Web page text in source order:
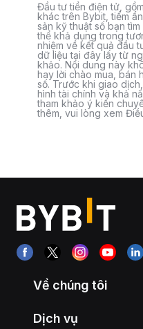
Đầu tư tiền điện tử,
khác trên Bybit, tiềm
sản kỹ thuật số bạn
thể khả dụng trong
nhiệm về kết quả đầu
dữ liệu tại đây lấy từ
khảo. Nội dung này
hay lời chào mua, bán
số. Trước khi giao
hình tài chính và khả
tham khảo ý kiến
thêm, vui lòng xem
Về chúng tôi
Dịch vụ